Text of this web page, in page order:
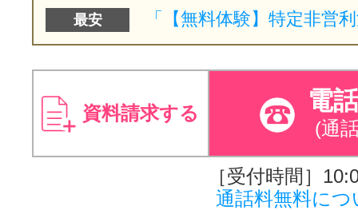
最安
資料請求する 電
(通
［受付時間］
通話料無料につ